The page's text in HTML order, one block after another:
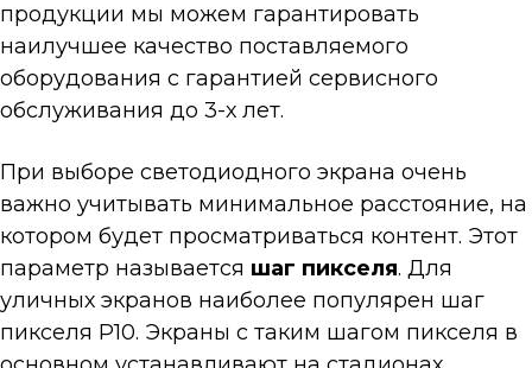
продукции мы можем гарантировать
наилучшее качество поставляемого
оборудования с гарантией сервисного
обслуживания до 3-х лет.
При выборе светодиодного экрана очень
важно учитывать минимальное расстояние, на
котором будет просматриваться контент. Этот
параметр называется шаг пикселя. Для
уличных экранов наиболее популярен шаг
пикселя Р10. Экраны с таким шагом пикселя в